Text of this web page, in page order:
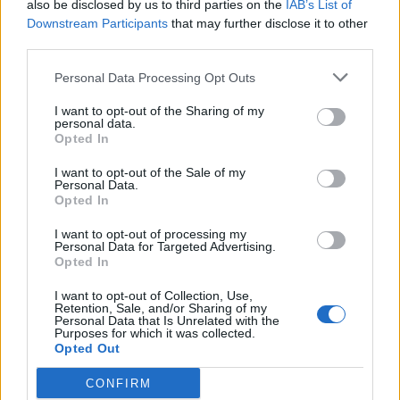
also be disclosed by us to third parties on the IAB’s List of
Downstream Participants that may further disclose it to other
Personal Data Processing Opt Outs
I want to opt-out of the Sharing of my
personal data.
Opted In
I want to opt-out of the Sale of my
Personal Data.
Opted In
I want to opt-out of processing my
Personal Data for Targeted Advertising.
Opted In
I want to opt-out of Collection, Use,
Retention, Sale, and/or Sharing of my
Personal Data that Is Unrelated with the
Purposes for which it was collected.
Opted Out
CONFIRM
17 Alessandro Masala Torres
18 Alan Mastropietro Trastevere Calcio 7
Domenico Aliperta
VISUALIZZA TUTTO